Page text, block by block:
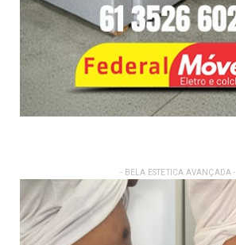
- BELA ESTETICA AVANÇADA -